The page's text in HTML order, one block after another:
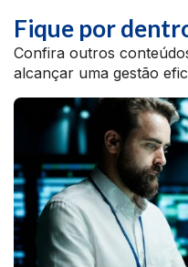
Fique por
Confira outros
alcançar uma gestão